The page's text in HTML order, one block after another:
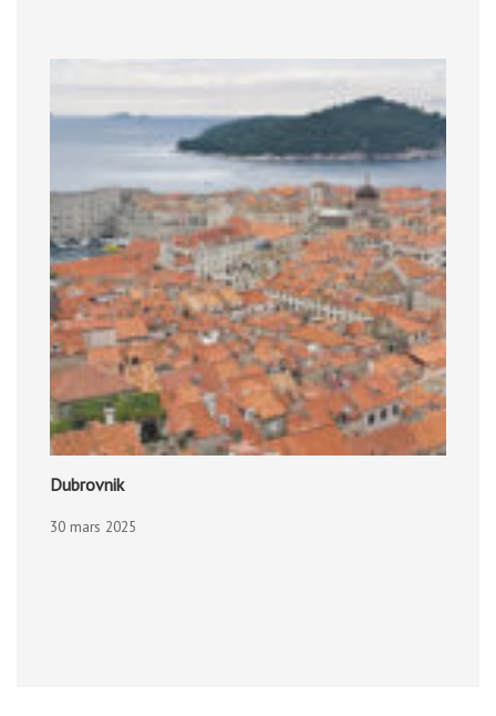
Dubrovnik
30 mars 2025